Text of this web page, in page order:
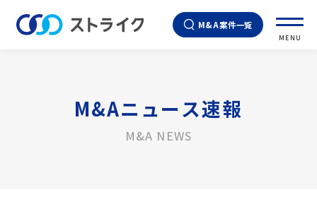
M&A案件一覧
MENU
M&Aニュース速報
M&A NEWS